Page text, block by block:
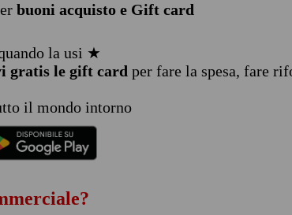
buoni acquisto e Gift card
la usi ★
gratis le gift card per fare la spesa, fare
il mondo intorno